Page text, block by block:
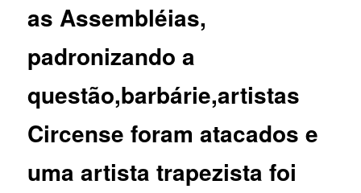
as Assembléias,
padronizando a
questão,barbárie,artistas
Circense foram atacados e
uma artista trapezista foi